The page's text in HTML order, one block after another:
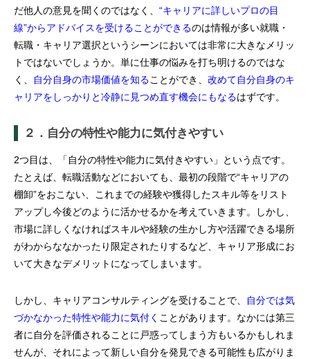
だ他人の意見を聞くのではなく、 “キャリアに詳しいプロの目
線”からアドバイスを受けることができるのは情報が多い就職・
転職・キャリア選択というシーンにおいては非常に大きなメリッ
トではないでしょうか。単に仕事の悩みを打ち明けるのではな
く、
自分自身の市場価値を知ることができ、 改めて自分自身のキ
ャリアをしっかりと冷静に見つめ直す機会にもなるはずです。
２．自分の特性や能力に気付きやすい
2つ目は、「自分の特性や能力に気付きやすい」という点です。
たとえば、転職活動などにおいても、最初の段階で“キャリアの
棚卸”をおこない、これまでの経験や獲得したスキル等をリスト
アップし今後どのように活かせるかを考えていきます。しかし、
市場に詳しくなければスキルや経験の生かし方や活躍できる場所
がわからななかったり限定されたりするなど、キャリア形成にお
いて大きなデメリットになってしまいます。
しかし、キャリアコンサルティングを受けることで、
自分では気
づかなかった特性や能力に気付く ことがあります。なかには第三
者に自分を評価されることに戸惑ってしまう方もいるかもしれま
せんが、それによって新しい自分を発見できる可能性も広がりま